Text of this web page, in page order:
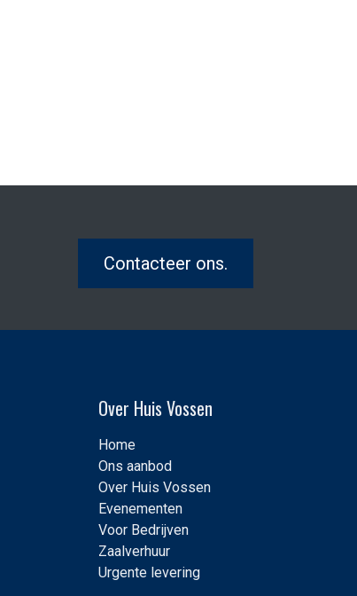
Contacteer ons.
Over Huis Vossen
Home
Ons aanbod
Over Huis Vossen
Evenementen
Voor Bedrijven
Zaalverhuur
Urgente levering